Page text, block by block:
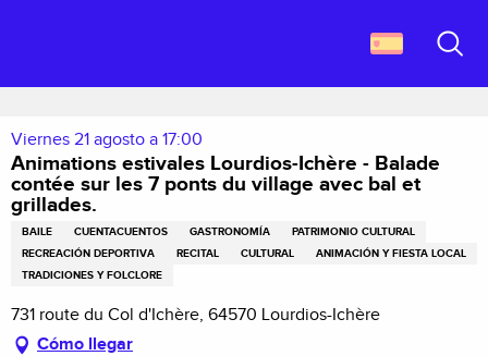
principal
Animations estivales Lourdios-Ichère - Balade contée sur les 7 ponts du
Viernes 21 agosto a 17:00
Animations estivales Lourdios-Ichère - Balade
contée sur les 7 ponts du village avec bal et
grillades.
BAILE CUENTACUENTOS GASTRONOMÍA
PATRIMONIO CULTURAL
RECREACIÓN DEPORTIVA
RECITAL CULTURAL
ANIMACIÓN Y FIESTA LOCAL
TRADICIONES Y FOLCLORE
731 route du Col d'Ichère, 64570 Lourdios-Ichère
Cómo llegar